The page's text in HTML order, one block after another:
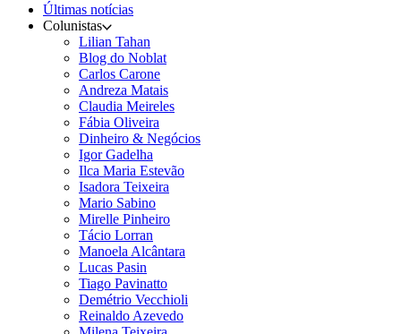
Últimas notícias
Colunistas
Lilian Tahan
Blog do Noblat
Carlos Carone
Andreza Matais
Claudia Meireles
Fábia Oliveira
Dinheiro & Negócios
Igor Gadelha
Ilca Maria Estevão
Isadora Teixeira
Mario Sabino
Mirelle Pinheiro
Tácio Lorran
Manoela Alcântara
Lucas Pasin
Tiago Pavinatto
Demétrio Vecchioli
Reinaldo Azevedo